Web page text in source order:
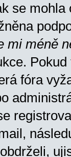
se
mi méně
fóra